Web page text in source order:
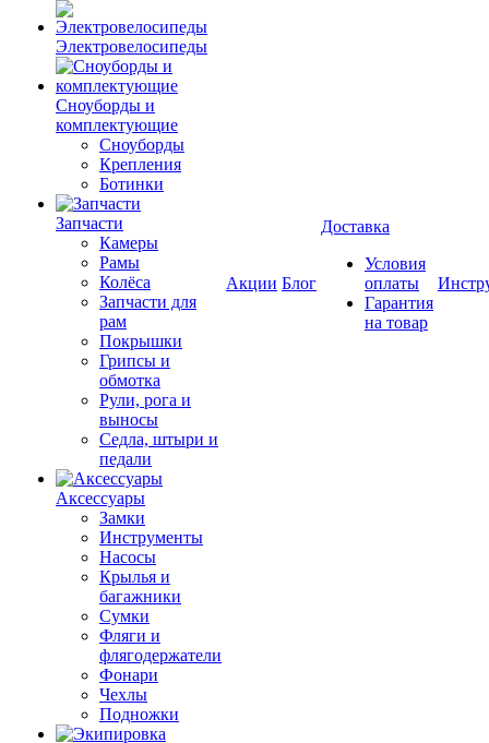
Электровелосипеды
Cноуборды и
комплектующие
Сноуборды
Крепления
Ботинки
Запчасти
Камеры
Рамы
Колёса
Запчасти для
рам
Покрышки
Грипсы и
обмотка
Рули, рога и
выносы
Седла, штыри и
педали
Аксессуары
Замки
Инструменты
Насосы
Крылья и
багажники
Сумки
Фляги и
флягодержатели
Фонари
Чехлы
Подножки
Акции Блог
Доставка
Условия
оплаты
Гарантия
на товар